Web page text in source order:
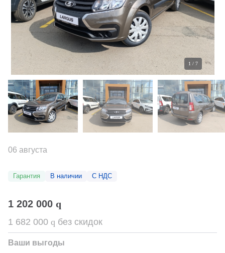
1 / 7
06 августа
Гарантия В наличии С НДС
1 202 000 q
1 682 000 q без скидок
Ваши выгоды